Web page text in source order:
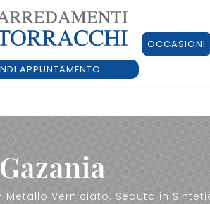
APPUNTAMENTO
OCCASIONI
Gazania
Metallo Verniciato. Seduta in